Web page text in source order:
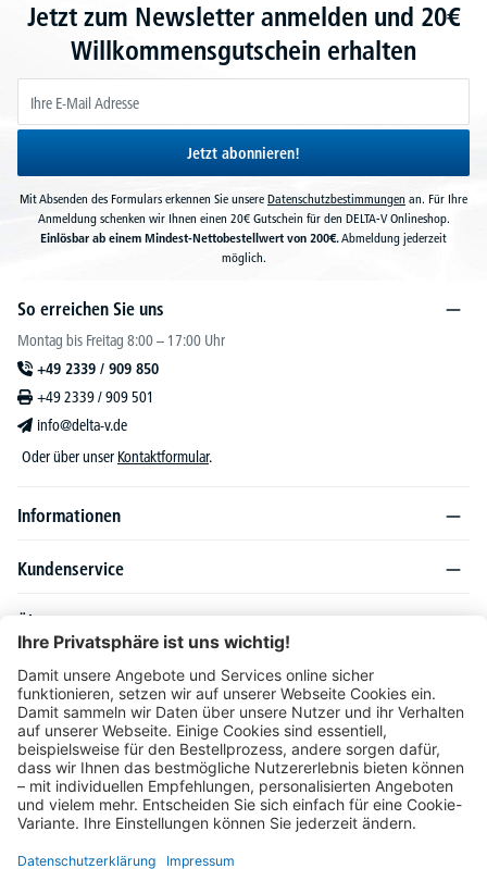
Jetzt zum Newsletter anmelden und 20€
Willkommensgutschein erhalten
Jetzt abonnieren!
Mit Absenden des Formulars erkennen Sie unsere Datenschutzbestimmungen an. Für Ihre
Anmeldung schenken wir Ihnen einen 20€ Gutschein für den DELTA-V Onlineshop.
Einlösbar ab einem Mindest-Nettobestellwert von 200€.Abmeldung jederzeit
möglich.
So erreichen Sie uns
Montag bis Freitag 8:00 – 17:00 Uhr
+49 2339 / 909 850
+49 2339 / 909 501
info@delta-v.de
Oder über unser Kontaktformular.
Informationen
Kundenservice
Über DELTA-V
Produktsortiment
Ratgeber
Folgen Sie uns auch auf